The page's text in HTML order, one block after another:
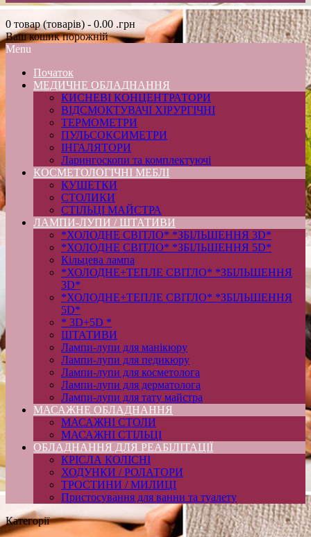
0 товар (товарів) - 0.00 .грн
Ваш кошик порожній
Menu
Початок
МЕДИЧНЕ ОБЛАДНАННЯ
КИСНЕВІ КОНЦЕНТРАТОРИ
ВІДСМОКТУВАЧІ ХІРУРГІЧНІ
ТЕРМОМЕТРИ
ПУЛЬСОКСИМЕТРИ
ІНГАЛЯТОРИ
Ларингоскопи та комплектуючі
КОСМЕТОЛОГІЧНІ МЕБЛІ
КУШЕТКИ
СТОЛИКИ
СТІЛЬЦІ МАЙСТРА
ЛАМПИ-ЛУПИ / ШТАТИВИ
*ХОЛОДНЕ СВІТЛО* *ЗБІЛЬШЕННЯ 3D*
*ХОЛОДНЕ СВІТЛО* *ЗБІЛЬШЕННЯ 5D*
Кільцева лампа
*ХОЛОДНЕ+ТЕПЛЕ СВІТЛО* *ЗБІЛЬШЕННЯ
3D*
*ХОЛОДНЕ+ТЕПЛЕ СВІТЛО* *ЗБІЛЬШЕННЯ
5D*
* 3D+5D *
ШТАТИВИ
Лампи-лупи для манікюру
Лампи-лупи для педикюру
Лампи-лупи для косметолога
Лампи-лупи для дерматолога
Лампи-лупи для тату майстра
МАСАЖНЕ ОБЛАДНАННЯ
МАСАЖНІ СТОЛИ
МАСАЖНІ СТІЛЬЦІ
ОБЛАДНАННЯ ДЛЯ РЕАБІЛІТАЦІЇ
КРІСЛА КОЛІСНІ
ХОДУНКИ / РОЛАТОРИ
ТРОСТИНИ / МИЛИЦІ
Пристосування для ванни та туалету
Категорії